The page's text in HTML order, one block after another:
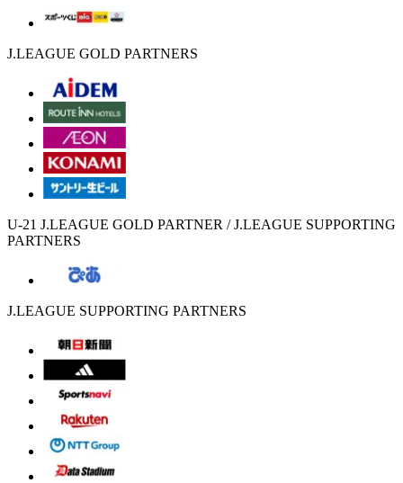
J.LEAGUE GOLD PARTNERS
U-21 J.LEAGUE GOLD PARTNER / J.LEAGUE SUPPORTING
PARTNERS
J.LEAGUE SUPPORTING PARTNERS